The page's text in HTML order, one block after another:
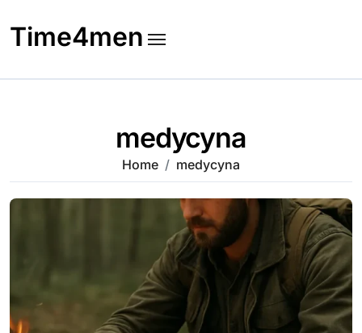
to
content
Time4men
medycyna
Home medycyna